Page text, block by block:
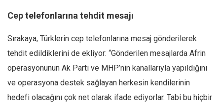
Cep telefonlarına tehdit mesajı
Sırakaya, Türklerin cep telefonlarına mesaj gönderilerek
tehdit edildiklerini de ekliyor: “Gönderilen mesajlarda Afrin
operasyonunun Ak Parti ve MHP’nin kanallarıyla yapıldığını
ve operasyona destek sağlayan herkesin kendilerinin
hedefi olacağını çok net olarak ifade ediyorlar. Tabi bu hiçbir